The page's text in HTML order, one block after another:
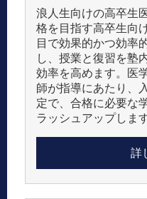
浪人生向けの高卒生
格を目指す高卒生向
目で効果的かつ効率
し、授業と復習を塾
効率を高めます。​医
師が指導にあたり、
定で、合格に必要な
ラッシュアップします
詳